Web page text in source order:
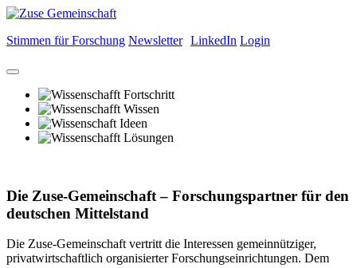
Stimmen für Forschung Newsletter LinkedIn Login
Die Zuse-Gemeinschaft – Forschungspartner für den
deutschen Mittelstand
Die Zuse-Gemeinschaft vertritt die Interessen gemeinnütziger,
privatwirtschaftlich organisierter Forschungseinrichtungen. Dem